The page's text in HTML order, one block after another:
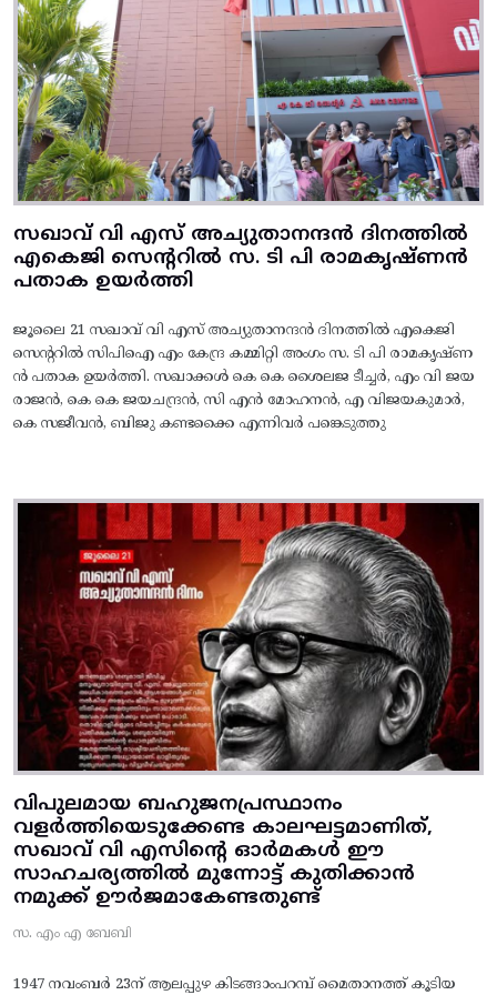
സഖാവ് വി എസ് അച്യുതാനന്ദൻ ദിനത്തിൽ
എകെജി സെന്ററിൽ സ. ടി പി രാമകൃഷ്‌ണൻ
പതാക ഉയർത്തി
ജൂലൈ 21 സഖാവ് വി എസ് അച്യുതാനന്ദൻ ദിനത്തിൽ എകെജി
സെന്ററിൽ സിപിഐ എം കേന്ദ്ര കമ്മിറ്റി അംഗം സ. ടി പി രാമകൃഷ്‌ണ
ൻ പതാക ഉയർത്തി. സഖാക്കൾ കെ കെ ശൈലജ ടീച്ചർ, എം വി ജയ
രാജൻ, കെ കെ ജയചന്ദ്രൻ, സി എൻ മോഹനൻ, എ വിജയകുമാർ,
കെ സജീവൻ, ബിജു കണ്ടക്കൈ എന്നിവർ പങ്കെടുത്തു
വിപുലമായ ബഹുജനപ്രസ്ഥാനം
വളർത്തിയെടുക്കേണ്ട കാലഘട്ടമാണിത്,
സഖാവ് വി എസിന്റെ ഓർമകൾ ഈ
സാഹചര്യത്തിൽ മുന്നോട്ട്‌ കുതിക്കാൻ
നമുക്ക് ഊർജമാകേണ്ടതുണ്ട്
സ. എം എ ബേബി
1947 നവംബർ 23ന് ആലപ്പുഴ കിടങ്ങാംപറമ്പ്‌ മൈതാനത്ത്‌ കൂടിയ